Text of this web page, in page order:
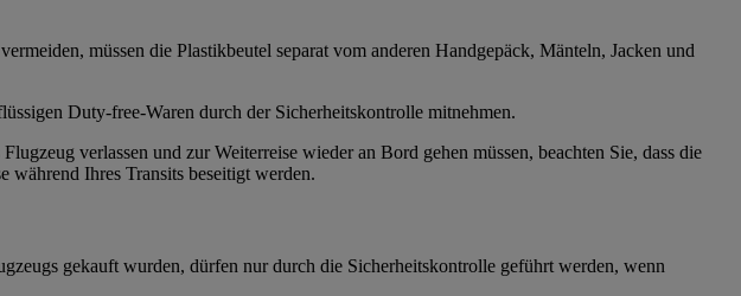
müssen die Plastikbeutel separat vom anderen Handgepäck, Mänteln, Jacken und
Duty-free-Waren durch der Sicherheitskontrolle mitnehmen.
verlassen und zur Weiterreise wieder an Bord gehen müssen, beachten Sie, dass die
während Ihres Transits beseitigt werden.
gekauft wurden, dürfen nur durch die Sicherheitskontrolle geführt werden, wenn